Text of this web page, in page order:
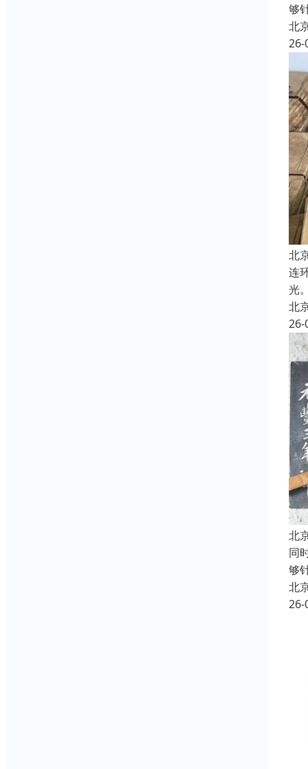
够
北
26-
北
连
光
北
26-
北
同
够
北
26-